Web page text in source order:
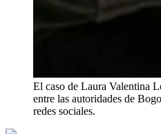
El caso de Laura Valentina
entre las autoridades de
redes sociales.